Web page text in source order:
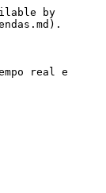
by
real e